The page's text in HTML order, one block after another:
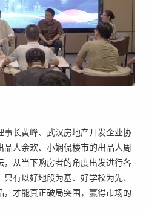
长黄峰、武汉房地产开发企业协
人余欢、小娴侃楼市的出品人周
从当下购房者的角度出发进行各
有以好地段为基、好学校为先、
才能真正破局突围，赢得市场的